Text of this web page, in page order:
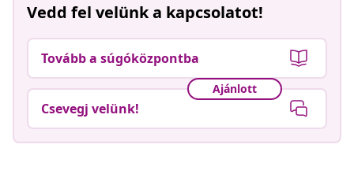
Vedd fel velünk a kapcsolatot!
Tovább a súgóközpontba
Ajánlott
Csevegj velünk!